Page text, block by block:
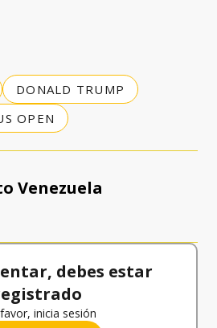
DONALD TRUMP
OPEN
Venezuela
debes estar
inicia sesión